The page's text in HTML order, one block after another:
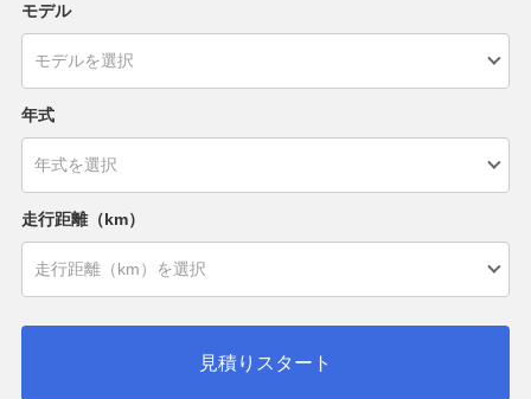
モデル
年式
走行距離（km）
見積りスタート